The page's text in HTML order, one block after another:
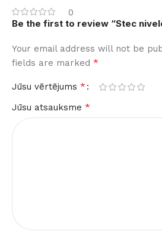
0
Be the first to review “Stec
Your email address will not be
fields are marked *
Jūsu vērtējums *
Jūsu atsauksme *